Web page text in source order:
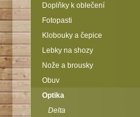
Doplňky k oblečení
Fotopasti
Klobouky a čepice
Lebky na shozy
Nože a brousky
Obuv
Optika
Delta